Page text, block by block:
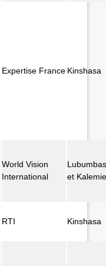
Expertise France Kinshasa
World Vision
International
et Kalemie
RTI Kinshasa